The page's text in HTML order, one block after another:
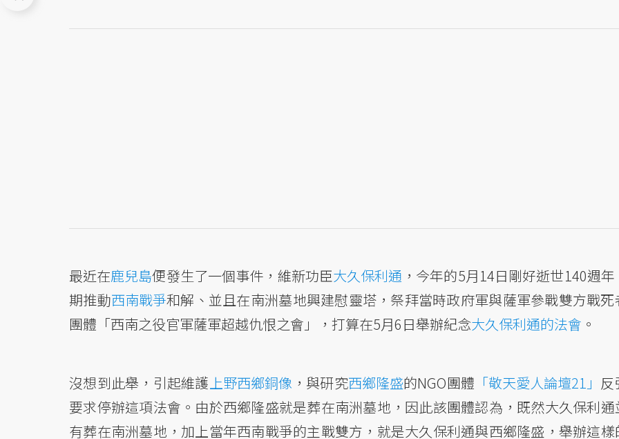
最近在鹿兒島便發生了一個事件，維新功臣大久保利通 ，今年的5月14日剛好逝世140週
期推動西南戰爭和解、並且在南洲墓地興建慰靈塔，祭拜當時政府軍與薩軍參戰雙方戰死
團體「西南之役官軍薩軍超越仇恨之會」，打算在5月6日舉辦紀念大久保利通的法會 。
沒想到此舉，引起維護上野西鄉銅像 ，與研究西鄉隆盛的NGO團體 「敬天愛人論壇21」 反
要求停辦這項法會。由於西鄉隆盛就是葬在南洲墓地，因此該團體認為，既然大久保利通
有葬在南洲墓地，加上當年西南戰爭的主戰雙方，就是大久保利通與西鄉隆盛，舉辦這樣